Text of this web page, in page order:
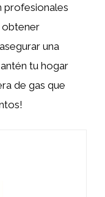
profesionales
obtener
una
tu hogar
de gas que